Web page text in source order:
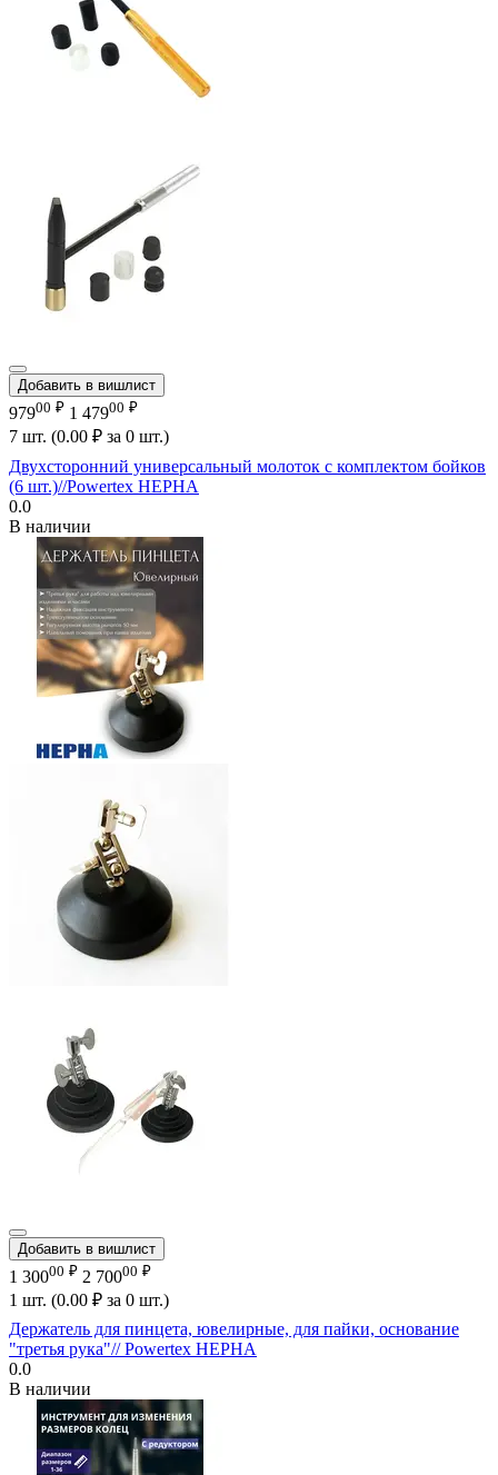
Добавить в вишлист
97900 ₽ 1 47900 ₽
7 шт. (0.00 ₽ за 0 шт.)
Двухсторонний универсальный молоток с комплектом бойков
(6 шт.)//Powertex НЕРНА
0.0
В наличии
Добавить в вишлист
1 30000 ₽ 2 70000 ₽
1 шт. (0.00 ₽ за 0 шт.)
Держатель для пинцета, ювелирные, для пайки, основание
"третья рука"// Powertex НЕРНА
0.0
В наличии